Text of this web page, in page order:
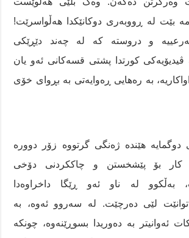
بێت لە ڕووبەری دوکانێکدا هەڵواسرێت!
و دروستە کە لە چەند دێڕێکی
ڤیدیۆیەکی کورتدا پشتی قسەکانی ئەو یان
بە رەهایی ڕەوایەتی بە بڕوای خۆی
دوگمایە هێندە ژەنگی گرتووە زۆر دوورە
کار بۆ پێشخستن و چاککردنی دۆخی
بەڵکوو لە ناو ئەو ڕێگا داخراوەدا
لێی دەرچێت. لە سەروو ئەوە، بە
ئەوانیتر بە دەوریدا بسوڕێنەوە، چونکە